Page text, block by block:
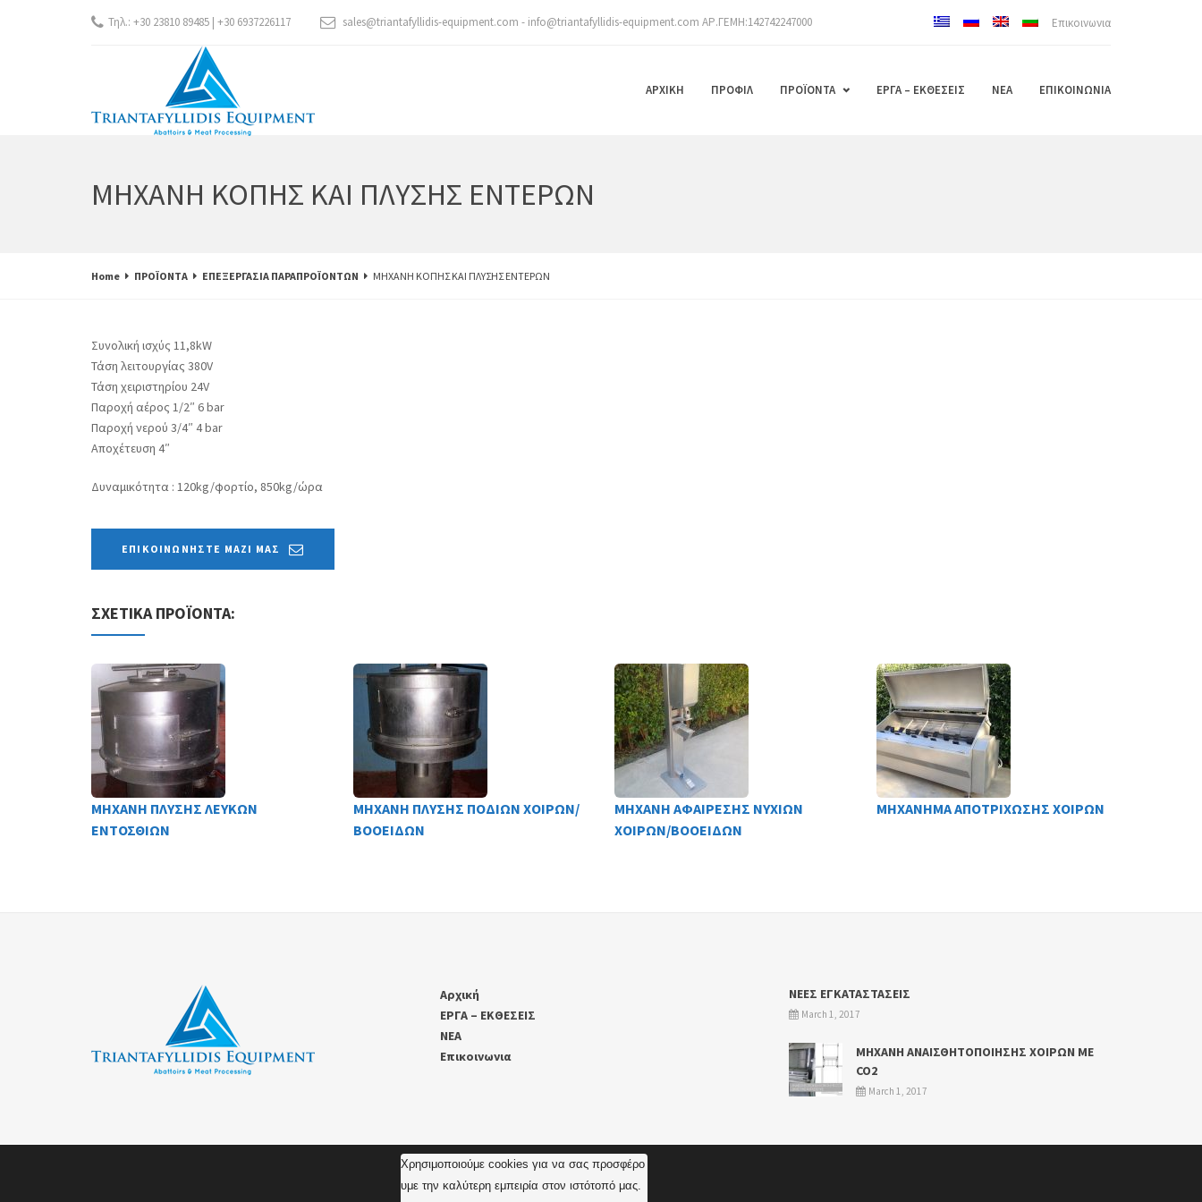
Τηλ.: +30 23810 89485 | +30 6937226117 sales@triantafyllidis-equipment.com - info@triantafyllidis-equipment.com ΑΡ.ΓΕΜΗ:142742247000 Επικοινωνια
ΑΡΧΙΚΉ ΠΡΟΦΊΛ ΠΡΟΪΟΝΤΑ ΕΡΓΑ – ΕΚΘΕΣΕΙΣ ΝΕΑ ΕΠΙΚΟΙΝΩΝΙΑ
ΜΗΧΑΝΗ ΚΟΠΗΣ ΚΑΙ ΠΛΥΣΗΣ ΕΝΤΕΡΩΝ
Home ΠΡΟΪΟΝΤΑ ΕΠΕΞΕΡΓΑΣΙΑ ΠΑΡΑΠΡΟΪΟΝΤΩΝ ΜΗΧΑΝΗ ΚΟΠΗΣ ΚΑΙ ΠΛΥΣΗΣ ΕΝΤΕΡΩΝ
Συνολική ισχύς 11,8kW
Τάση λειτουργίας 380V
Τάση χειριστηρίου 24V
Παροχή αέρος 1/2″ 6 bar
Παροχή νερού 3/4″ 4 bar
Αποχέτευση 4″
Δυναμικότητα : 120kg/φορτίο, 850kg/ώρα
ΕΠΙΚΟΙΝΩΝΗΣΤΕ ΜΑΖΙ ΜΑΣ
ΣΧΕΤΙΚΑ ΠΡΟΪΟΝΤΑ:
ΜΗΧΑΝΗ ΠΛΥΣΗΣ ΛΕΥΚΩΝ
ΕΝΤΟΣΘΙΩΝ
ΜΗΧΑΝΗ ΠΛΥΣΗΣ ΠΟΔΙΩΝ ΧΟΙΡΩΝ/
ΒΟΟΕΙΔΩΝ
ΜΗΧΑΝΗ ΑΦΑΙΡΕΣΗΣ ΝΥΧΙΩΝ
ΧΟΙΡΩΝ/ΒΟΟΕΙΔΩΝ
ΜΗΧΑΝΗΜΑ ΑΠΟΤΡΙΧΩΣΗΣ ΧΟΙΡΩΝ
Αρχική
ΕΡΓΑ – ΕΚΘΕΣΕΙΣ
ΝΕΑ
Επικοινωνια
ΝΕΕΣ ΕΓΚΑΤΑΣΤΑΣΕΙΣ
March 1, 2017
ΜΗΧΑΝΗ ΑΝΑΙΣΘΗΤΟΠΟΙΗΣΗΣ ΧΟΙΡΩΝ ΜΕ
CO2
March 1, 2017
Χρησιμοποιούμε cookies για να σας προσφέρο
υμε την καλύτερη εμπειρία στον ιστότοπό μας.